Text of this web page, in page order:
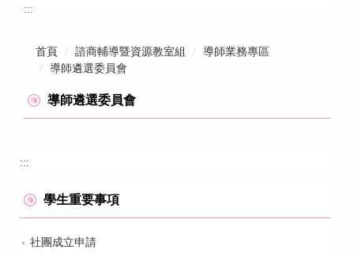
:::
首頁 諮商輔導暨資源教室組
導師業務專區
導師遴選委員會
導師遴選委員會
:::
學生重要事項
社團成立申請